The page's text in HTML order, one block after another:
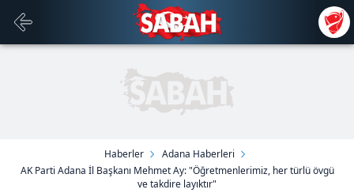
Haberler
Adana Haberleri
AK Parti Adana İl Başkanı Mehmet Ay: "Öğretmenlerimiz, her türlü övgü
ve takdire layıktır"